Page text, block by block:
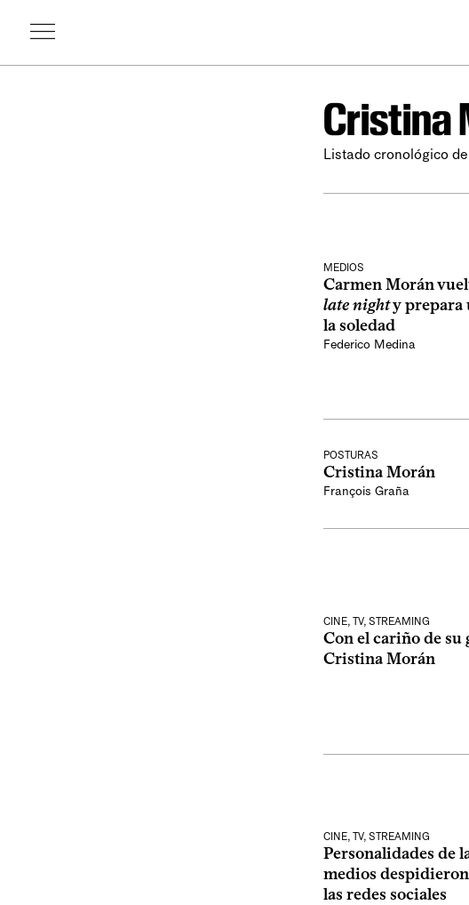
Cristina
Listado cronológico
MEDIOS
Carmen Morán
late nighty prepara
la soledad
Federico Medina
POSTURAS
Cristina Morán
François Graña
CINE, TV, STREAMING
Con el cariño de su
Cristina Morán
CINE, TV, STREAMING
Personalidades de
medios
las redes sociales